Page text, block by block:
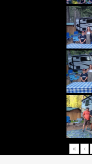
« ‹